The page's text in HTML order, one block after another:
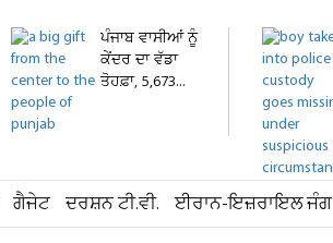
ਪੰਜਾਬ ਵਾਸੀਆਂ ਨੂੰ
ਕੇਂਦਰ ਦਾ ਵੱਡਾ
ਤੋਹਫ਼ਾ, 5,673...
ਗੈਜੇਟ ਦਰਸ਼ਨ ਟੀ.ਵੀ. ਈਰਾਨ-ਇਜ਼ਰਾਇਲ ਜੰਗ